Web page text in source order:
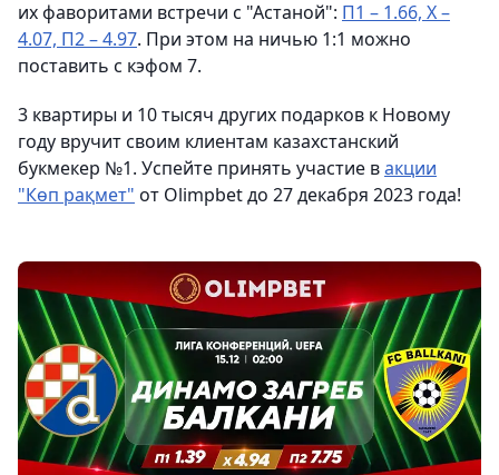
их фаворитами встречи с "Астаной": П1 – 1.66, Х –
4.07, П2 – 4.97. При этом на ничью 1:1 можно
поставить с кэфом 7.
3 квартиры и 10 тысяч других подарков к Новому
году вручит своим клиентам казахстанский
букмекер №1. Успейте принять участие вакции
"Көп рақмет" от Olimpbet до 27 декабря 2023 года!